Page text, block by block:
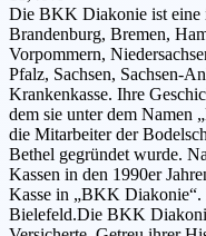
Die BKK Diakonie ist eine
Brandenburg, Bremen,
Vorpommern,
Pfalz, Sachsen, Sachsen-
Krankenkasse. Ihre
dem sie unter dem Namen
die Mitarbeiter der
Bethel gegründet wurde.
Kassen in den 1990er
Kasse in „BKK
Bielefeld.Die BKK